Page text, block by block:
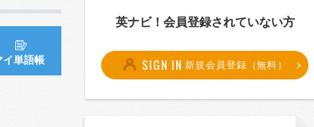
イ単語帳
英ナビ！会員登録されていない方
SIGN IN 新規会員登録（無料）